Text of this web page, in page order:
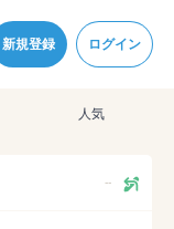
新規登録 ログイン
リシーを改定しました。
します
に！ 人気
--